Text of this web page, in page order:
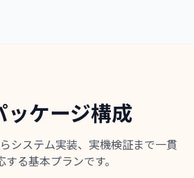
ッケージ構成
システム実装、実機検証まで一貫
する基本プランです。